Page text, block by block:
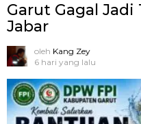
Garut Gagal Jadi
Jabar
oleh Kang Zey
6 hari yang lalu